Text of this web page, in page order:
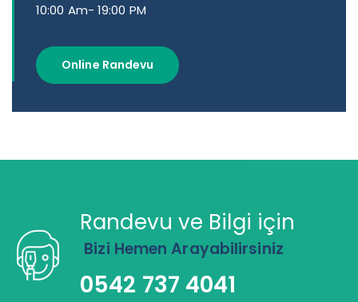
10:00 Am- 19:00 PM
Online Randevu
Randevu ve Bilgi için
Bizi Hemen Arayabilirsiniz
0542 737 4041